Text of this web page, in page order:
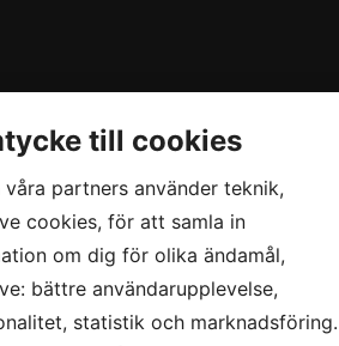
till cookies
våra partners använder teknik,
cookies, för att samla in
om dig för olika ändamål,
bättre användarupplevelse,
statistik och marknadsföring.